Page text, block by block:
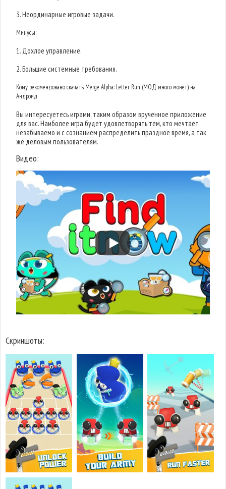
3. Неординарные игровые задачи.
Минусы:
1. Дохлое управление.
2. Большие системные требования.
Кому рекомендовано скачать Merge Alpha: Letter Run (МОД много монет) на
Андроид
Вы интересуетесь играми, таким образом врученное приложение
для вас. Наиболее игра будет удовлетворять тем, кто мечтает
незабываемо и с сознанием распределить праздное время, а так
же деловым пользователям.
Видео:
Скриншоты: